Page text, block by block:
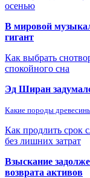
осенью
В мировой
гигант
Как выбрать
спокойного сна
Эд Ширан
Какие породы
Как продлить срок
без лишних затрат
Взыскание
возврата активов